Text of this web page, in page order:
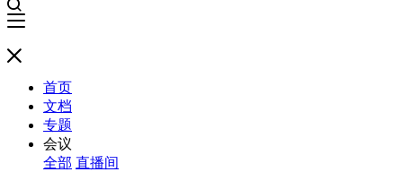
首页
文档
专题
会议
全部 直播间